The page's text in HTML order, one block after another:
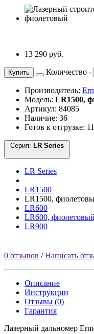
13 290 руб.
Купить Количество -
Производитель:
Модель: LR1500,
Артикул: 84085
Наличие: 36
Готов к отгрузке:
Серия:
LR Series
LR1500
LR1500,
LR600
LR600, фиолетовый
LR900
0 отзывов /Написать
Описание
Инструкции
Отзывы (0)
Гарантия
Лазерный дальномер